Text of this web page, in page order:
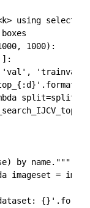
using
1000):
split=split,
by name."""
imageset =